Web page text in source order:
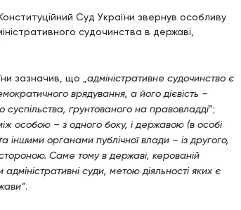
Суд України звернув особливу
судочинства в державі,
зазначив, що „ адміністративне судочинство є
врядування, а його дієвість –
ґрунтованого на правовладді“;
особою – з одного боку, і державою (в особі
іншими органами публічної влади – із другого,
Саме тому в державі, керованій
суди, метою діяльності яких є
.